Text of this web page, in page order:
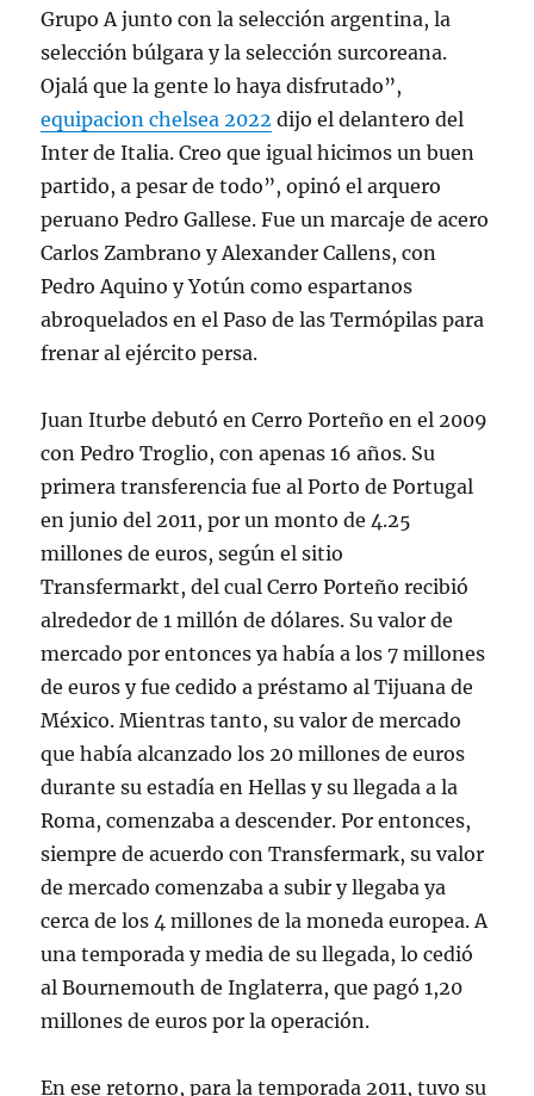
Grupo A junto con la selección argentina, la
selección búlgara y la selección surcoreana.
Ojalá que la gente lo haya disfrutado”,
equipacion chelsea 2022 dijo el delantero del
Inter de Italia. Creo que igual hicimos un buen
partido, a pesar de todo”, opinó el arquero
peruano Pedro Gallese. Fue un marcaje de acero
Carlos Zambrano y Alexander Callens, con
Pedro Aquino y Yotún como espartanos
abroquelados en el Paso de las Termópilas para
frenar al ejército persa.
Juan Iturbe debutó en Cerro Porteño en el 2009
con Pedro Troglio, con apenas 16 años. Su
primera transferencia fue al Porto de Portugal
en junio del 2011, por un monto de 4.25
millones de euros, según el sitio
Transfermarkt, del cual Cerro Porteño recibió
alrededor de 1 millón de dólares. Su valor de
mercado por entonces ya había a los 7 millones
de euros y fue cedido a préstamo al Tijuana de
México. Mientras tanto, su valor de mercado
que había alcanzado los 20 millones de euros
durante su estadía en Hellas y su llegada a la
Roma, comenzaba a descender. Por entonces,
siempre de acuerdo con Transfermark, su valor
de mercado comenzaba a subir y llegaba ya
cerca de los 4 millones de la moneda europea. A
una temporada y media de su llegada, lo cedió
al Bournemouth de Inglaterra, que pagó 1,20
millones de euros por la operación.
En ese retorno, para la temporada 2011, tuvo su